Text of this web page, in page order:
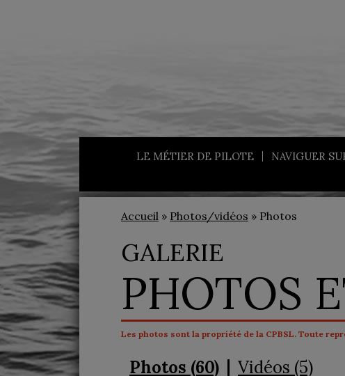
LE MÉTIER DE PILOTE NAVIGUER
Accueil » Photos/vidéos » Photos
GALERIE
PHOTOS
Les photos sont la propriété de la CPBSL. Toute
Photos (60) Vidéos (5)